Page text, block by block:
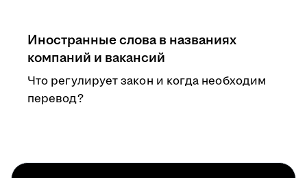
Иностранные слова в названиях
компаний и вакансий
Что регулирует закон и когда необходим
перевод?